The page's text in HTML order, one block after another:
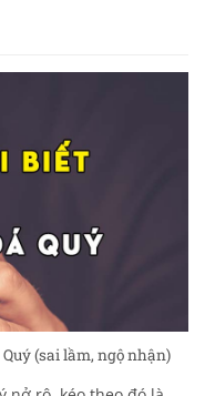
(sai lầm, ngộ nhận)